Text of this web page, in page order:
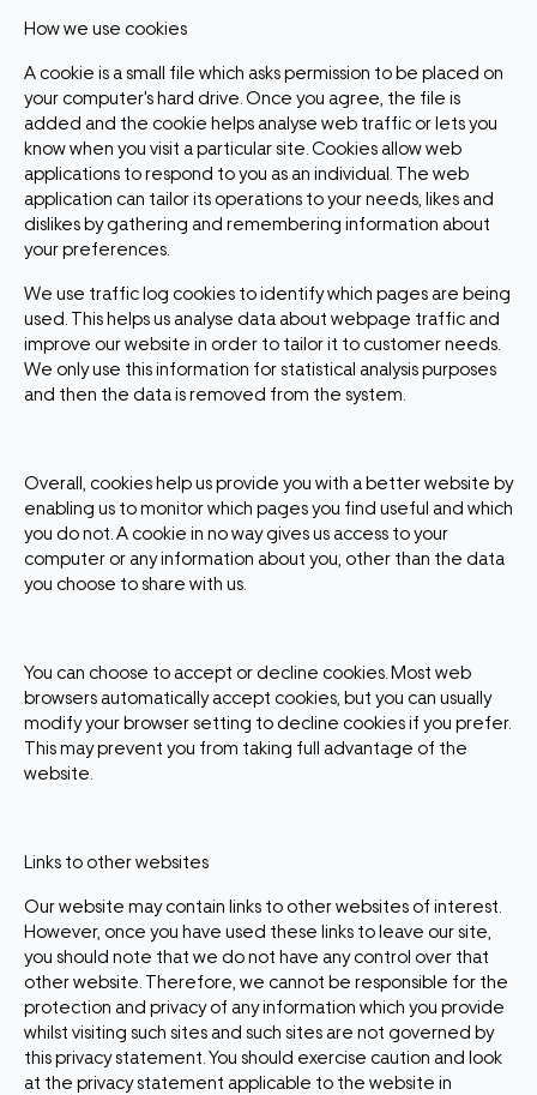
How we use cookies
A cookie is a small file which asks permission to be placed on
your computer's hard drive. Once you agree, the file is
added and the cookie helps analyse web traffic or lets you
know when you visit a particular site. Cookies allow web
applications to respond to you as an individual. The web
application can tailor its operations to your needs, likes and
dislikes by gathering and remembering information about
your preferences.
We use traffic log cookies to identify which pages are being
used. This helps us analyse data about webpage traffic and
improve our website in order to tailor it to customer needs.
We only use this information for statistical analysis purposes
and then the data is removed from the system.
Overall, cookies help us provide you with a better website by
enabling us to monitor which pages you find useful and which
you do not. A cookie in no way gives us access to your
computer or any information about you, other than the data
you choose to share with us.
You can choose to accept or decline cookies. Most web
browsers automatically accept cookies, but you can usually
modify your browser setting to decline cookies if you prefer.
This may prevent you from taking full advantage of the
website.
Links to other websites
Our website may contain links to other websites of interest.
However, once you have used these links to leave our site,
you should note that we do not have any control over that
other website. Therefore, we cannot be responsible for the
protection and privacy of any information which you provide
whilst visiting such sites and such sites are not governed by
this privacy statement. You should exercise caution and look
at the privacy statement applicable to the website in